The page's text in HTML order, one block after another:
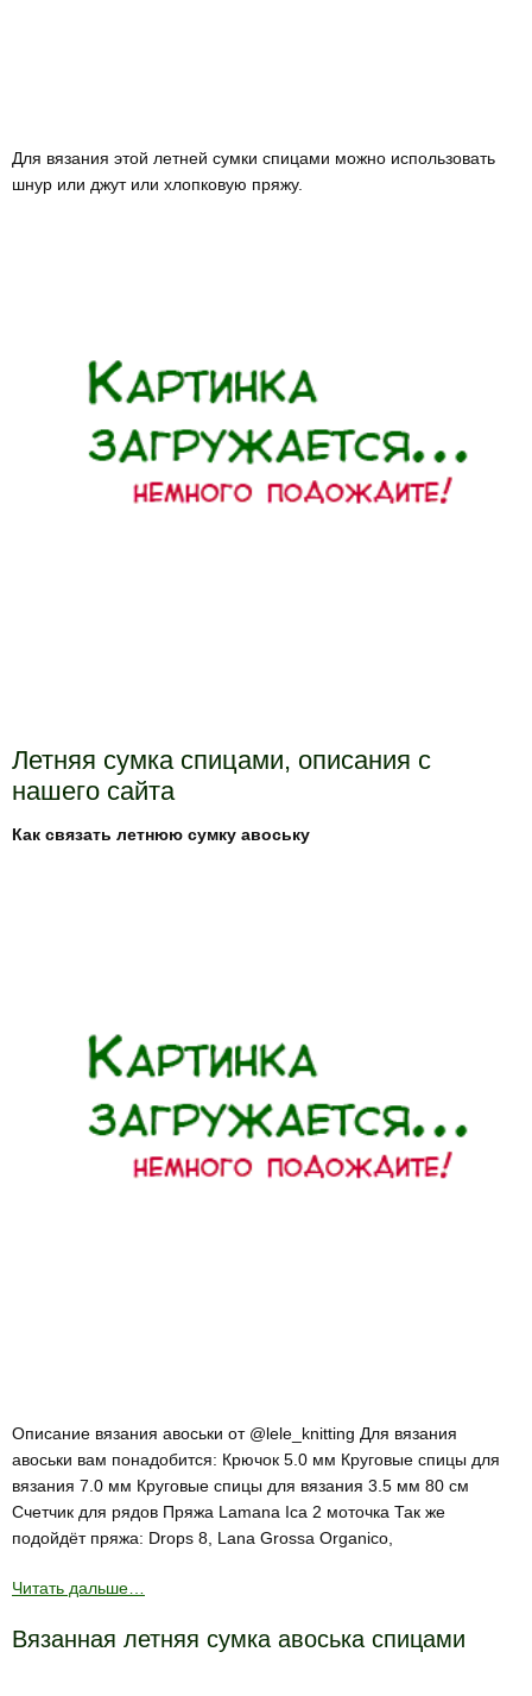
Для вязания этой летней сумки спицами можно использовать
шнур или джут или хлопковую пряжу.
Летняя сумка спицами, описания с
нашего сайта
Как связать летнюю сумку авоську
Описание вязания авоськи от @lele_knitting Для вязания
авоськи вам понадобится: Крючок 5.0 мм Круговые спицы для
вязания 7.0 мм Круговые спицы для вязания 3.5 мм 80 см
Счетчик для рядов Пряжа Lamana Ica 2 моточка Так же
подойдёт пряжа: Drops 8, Lana Grossa Organico,
Читать дальше…
Вязанная летняя сумка авоська спицами